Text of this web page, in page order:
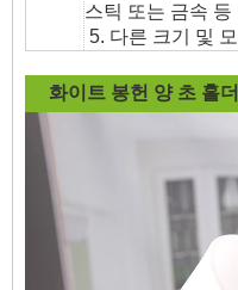
스틱 또는 금속
5. 다른 크기 및
화이트 봉헌 양 초 홀더